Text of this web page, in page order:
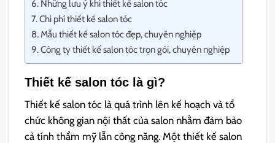
Những lưu ý khi thiết kế salon tóc
Chi phí thiết kế salon tóc
Mẫu thiết kế salon tóc đẹp, chuyên nghiệp
Công ty thiết kế salon tóc trọn gói, chuyên nghiệp
Thiết kế salon tóc là gì?
Thiết kế salon tóc là quá trình lên kế hoạch và tổ
chức không gian nội thất của salon nhằm đảm bảo
cả tính thẩm mỹ lẫn công năng. Một thiết kế salon